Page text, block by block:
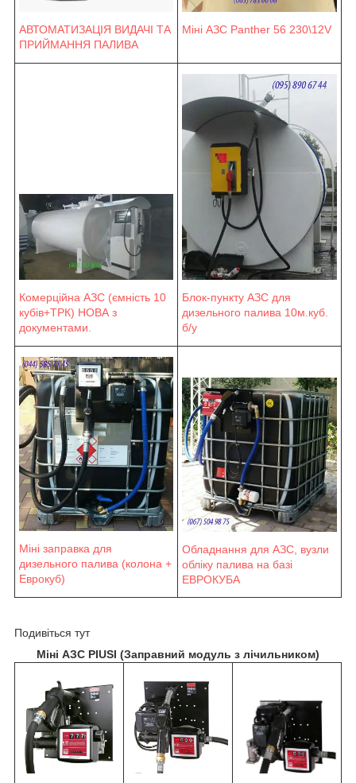
АВТОМАТИЗАЦІЯ ВИДАЧІ ТА
ПРИЙМАННЯ ПАЛИВА
Міні АЗС Panther 56 230\12V
Комерційна АЗС (ємність 10
кубів+ТРК) НОВА з
документами.
Блок-пункту АЗС для
дизельного палива 10м.куб.
б/у
Міні заправка для
дизельного палива (колона +
Еврокуб)
Обладнання для АЗС, вузли
обліку палива на базі
ЕВРОКУБА
Подивіться тут
Міні АЗС PIUSI (Заправний модуль з лічильником)